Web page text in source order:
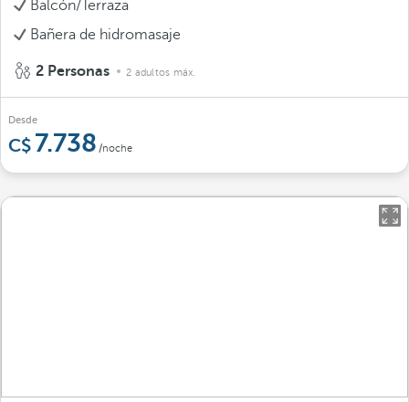
Balcón/Terraza
Bañera de hidromasaje
2 Personas 2 adultos máx.
Desde
7.738 /noche